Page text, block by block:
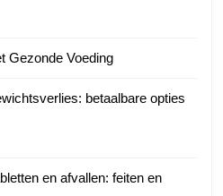
Gezonde Voeding
betaalbare opties
en afvallen: feiten en